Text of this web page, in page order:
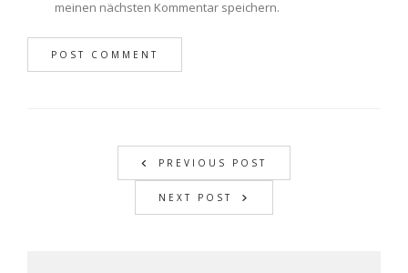
meinen nächsten Kommentar speichern.
PREVIOUS POST
NEXT POST